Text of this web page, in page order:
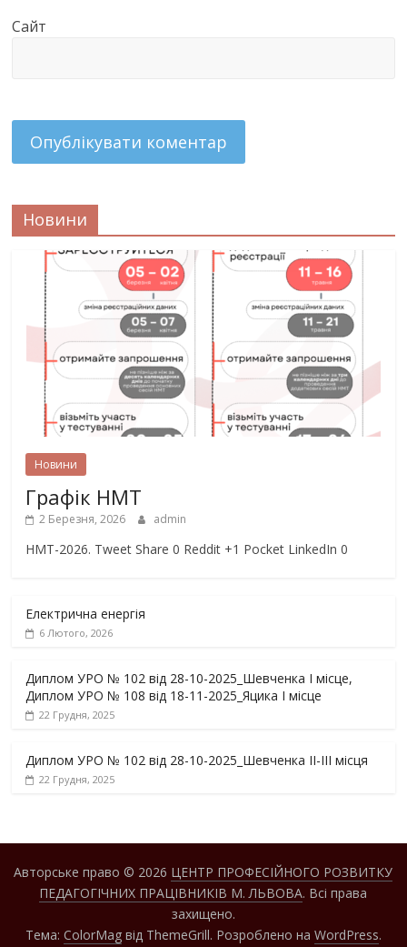
Сайт
Новини
Новини
Графік НМТ
2 Березня, 2026 admin
НМТ-2026. Tweet Share 0 Reddit +1 Pocket LinkedIn 0
Електрична енергія
6 Лютого, 2026
Диплом УРО № 102 від 28-10-2025_Шевченка І місце,
Диплом УРО № 108 від 18-11-2025_Яцика І місце
22 Грудня, 2025
Диплом УРО № 102 від 28-10-2025_Шевченка ІІ-ІІІ місця
22 Грудня, 2025
Авторське право © 2026 ЦЕНТР ПРОФЕСІЙНОГО РОЗВИТКУ
ПЕДАГОГІЧНИХ ПРАЦІВНИКІВ М. ЛЬВОВА. Всі права
захищено.
Тема: ColorMagвід ThemeGrill. Розроблено на WordPress.